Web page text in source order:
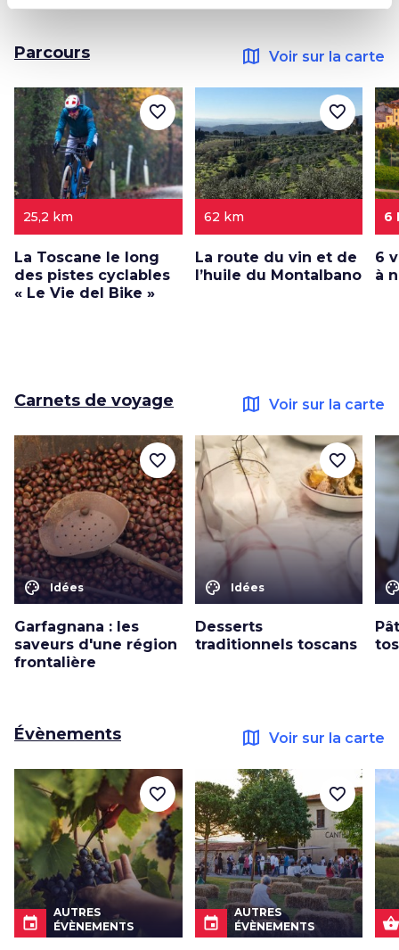
Parcours map Voir sur la carte
25,2 km
La Toscane le long
des pistes cyclables
« Le Vie del Bike »
favorite_border
62 km
La route du vin et de
l’huile du Montalbano
favorite_border
6
6
à
Carnets de voyage map Voir sur la carte
color_lens Idées
Garfagnana : les
saveurs d'une région
frontalière
favorite_border
color_lens Idées
Desserts
traditionnels toscans
favorite_border
Évènements map Voir sur la carte
event
AUTRES
ÉVÈNEMENTS
favorite_border
event
AUTRES
ÉVÈNEMENTS
favorite_border